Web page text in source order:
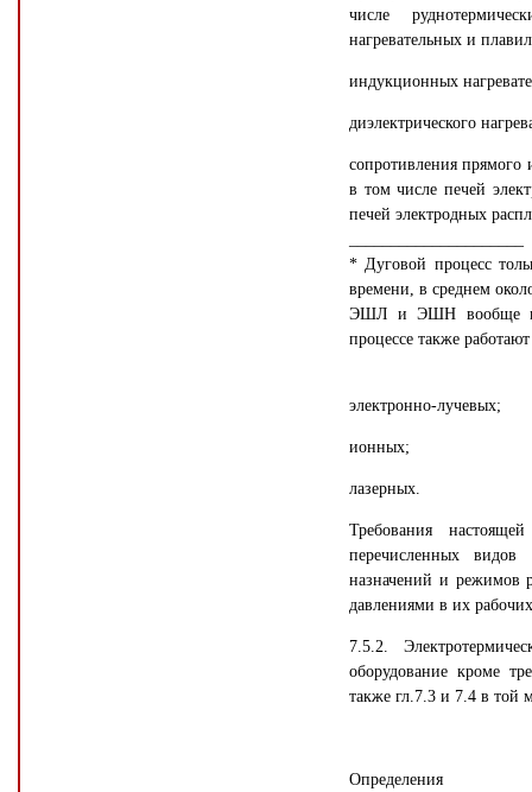
числе
нагревательных и
индукционных
диэлектрического
сопротивления
в том числе печей
печей электродных
* Дуговой процесс
времени, в среднем
ЭШЛ и ЭШН вообще не
процессе также
электронно-лучевых;
ионных;
лазерных.
Требования
перечисленных видов
назначений и режимов
давлениями в их
7.5.2.
оборудование кроме
также гл.7.3 и 7.4 в той
Определения